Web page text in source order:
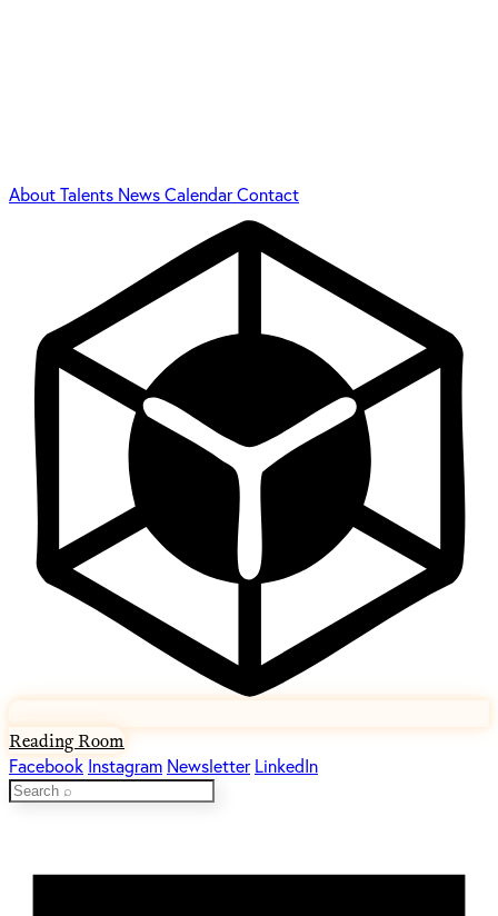
AboutTalents NewsCalendarContact
Reading Room
Facebook Instagram Newsletter LinkedIn